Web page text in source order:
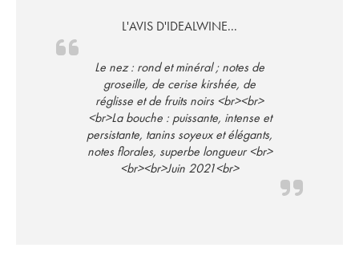
L'AVIS D'IDEALWINE...
Le nez : rond et minéral ; notes de
groseille, de cerise kirshée, de
réglisse et de fruits noirs <br><br>
<br>La bouche : puissante, intense et
persistante, tanins soyeux et élégants,
notes florales, superbe longueur <br>
<br><br>Juin 2021<br>